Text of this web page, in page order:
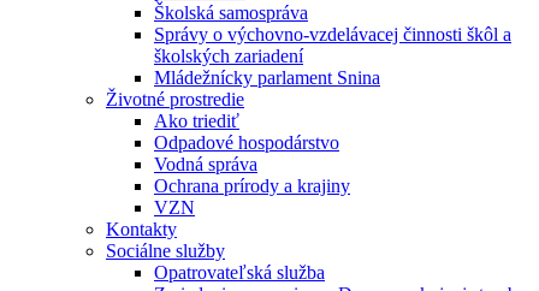
Školská samospráva
Správy o výchovno-vzdelávacej činnosti škôl a
školských zariadení
Mládežnícky parlament Snina
Životné prostredie
Ako triediť
Odpadové hospodárstvo
Vodná správa
Ochrana prírody a krajiny
VZN
Kontakty
Sociálne služby
Opatrovateľská služba